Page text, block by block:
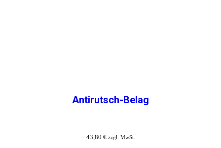
Antirutsch-Belag
43,80 € zzgl. MwSt.